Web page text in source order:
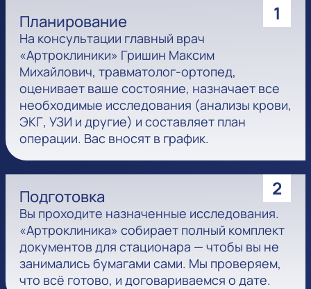
1
Планирование
На консультации главный врач
«Артроклиники» Гришин Максим
Михайлович, травматолог-ортопед,
оценивает ваше состояние, назначает все
необходимые исследования (анализы крови,
ЭКГ, УЗИ и другие) и составляет план
операции. Вас вносят в график.
2
Подготовка
Вы проходите назначенные исследования.
«Артроклиника» собирает полный комплект
документов для стационара — чтобы вы не
занимались бумагами сами. Мы проверяем,
что всё готово, и договариваемся о дате.